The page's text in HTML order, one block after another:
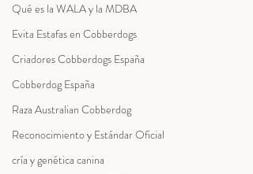
Qué es la WALA y la MDBA
Evita Estafas en Cobberdogs
Criadores Cobberdogs España
Cobberdog España
Raza Australian Cobberdog
Reconocimiento y Estándar Oficial
cría y genética canina